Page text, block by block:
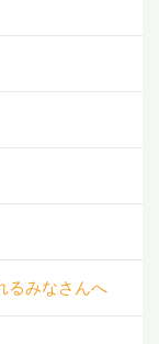
るみなさんへ